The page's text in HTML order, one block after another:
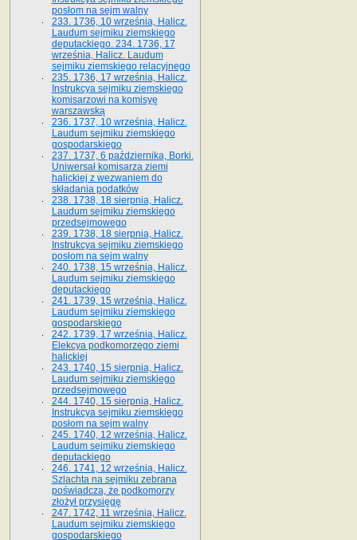
posłom na sejm walny
233. 1736, 10 września, Halicz.
Laudum sejmiku ziemskiego
deputackiego. 234. 1736, 17
września, Halicz. Laudum
sejmiku ziemskiego relacyjnego
235. 1736, 17 września, Halicz.
Instrukcya sejmiku ziemskiego
komisarzowi na komisyę
warszawską
236. 1737, 10 września, Halicz.
Laudum sejmiku ziemskiego
gospodarskiego
237. 1737, 6 października, Borki.
Uniwersał komisarza ziemi
halickiej z wezwaniem do
składania podatków
238. 1738, 18 sierpnia, Halicz.
Laudum sejmiku ziemskiego
przedsejmowego
239. 1738, 18 sierpnia, Halicz.
Instrukcya sejmiku ziemskiego
posłom na sejm walny
240. 1738, 15 września, Halicz.
Laudum sejmiku ziemskiego
deputackiego
241. 1739, 15 września, Halicz.
Laudum sejmiku ziemskiego
gospodarskiego
242. 1739, 17 września, Halicz.
Elekcya podkomorzego ziemi
halickiej
243. 1740, 15 sierpnia, Halicz.
Laudum sejmiku ziemskiego
przedsejmowego
244. 1740, 15 sierpnia, Halicz.
Instrukcya sejmiku ziemskiego
posłom na sejm walny
245. 1740, 12 września, Halicz.
Laudum sejmiku ziemskiego
deputackiego
246. 1741, 12 września, Halicz.
Szlachta na sejmiku zebrana
poświadcza, że podkomorzy
złożył przysięgę
247. 1742, 11 września, Halicz.
Laudum sejmiku ziemskiego
gospodarskiego